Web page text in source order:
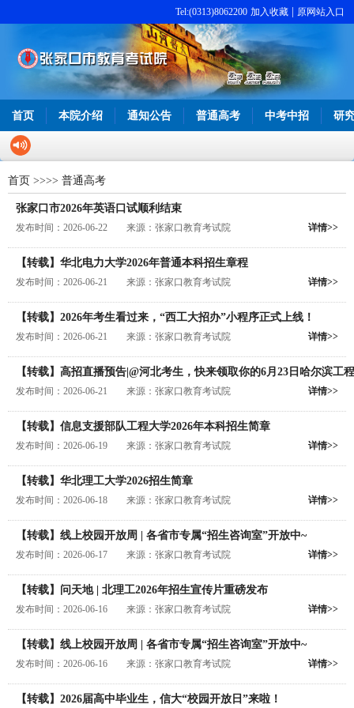
Tel:(0313)8062200 加入收藏 原网站入口
首页 本院介绍 通知公告 普通高考 中考中招 研
首页 >>>> 普通高考
张家口市2026年英语口试顺利结束
发布时间：2026-06-22 来源：张家口教育考试院 详情>>
【转载】华北电力大学2026年普通本科招生章程
发布时间：2026-06-21 来源：张家口教育考试院 详情>>
【转载】2026年考生看过来，“西工大招办”小程序正式上线！
发布时间：2026-06-21 来源：张家口教育考试院 详情>>
【转载】高招直播预告|@河北考生，快来领取你的6月23日哈尔滨工
发布时间：2026-06-21 来源：张家口教育考试院 详情>>
【转载】信息支援部队工程大学2026年本科招生简章
发布时间：2026-06-19 来源：张家口教育考试院 详情>>
【转载】华北理工大学2026招生简章
发布时间：2026-06-18 来源：张家口教育考试院 详情>>
【转载】线上校园开放周 | 各省市专属“招生咨询室”开放中~
发布时间：2026-06-17 来源：张家口教育考试院 详情>>
【转载】问天地 | 北理工2026年招生宣传片重磅发布
发布时间：2026-06-16 来源：张家口教育考试院 详情>>
【转载】线上校园开放周 | 各省市专属“招生咨询室”开放中~
发布时间：2026-06-16 来源：张家口教育考试院 详情>>
【转载】2026届高中毕业生，信大“校园开放日”来啦！